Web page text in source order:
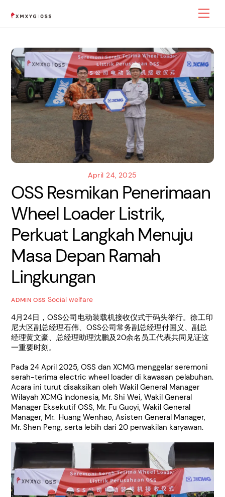
April 24, 2025
OSS Resmikan Penerimaan
Wheel Loader Listrik,
Perkuat Langkah Menuju
Masa Depan Ramah
Lingkungan
ADMIN OSS Social welfare
4月24日，OSS公司电动装载机接收仪式于码头举行。徐工印
尼大区副总经理石伟、OSS公司常务副总经理付国义、副总
经理黄文豪、总经理助理沈鹏及20余名员工代表共同见证这
一重要时刻。
Pada 24 April 2025, OSS dan XCMG menggelar seremoni
serah-terima electric wheel loader di kawasan pelabuhan.
Acara ini turut disaksikan oleh Wakil General Manager
Wilayah XCMG Indonesia, Mr. Shi Wei, Wakil General
Manager Eksekutif OSS, Mr. Fu Guoyi, Wakil General
Manager, Mr. Huang Wenhao, Asisten General Manager,
Mr. Shen Peng, serta lebih dari 20 perwakilan karyawan.